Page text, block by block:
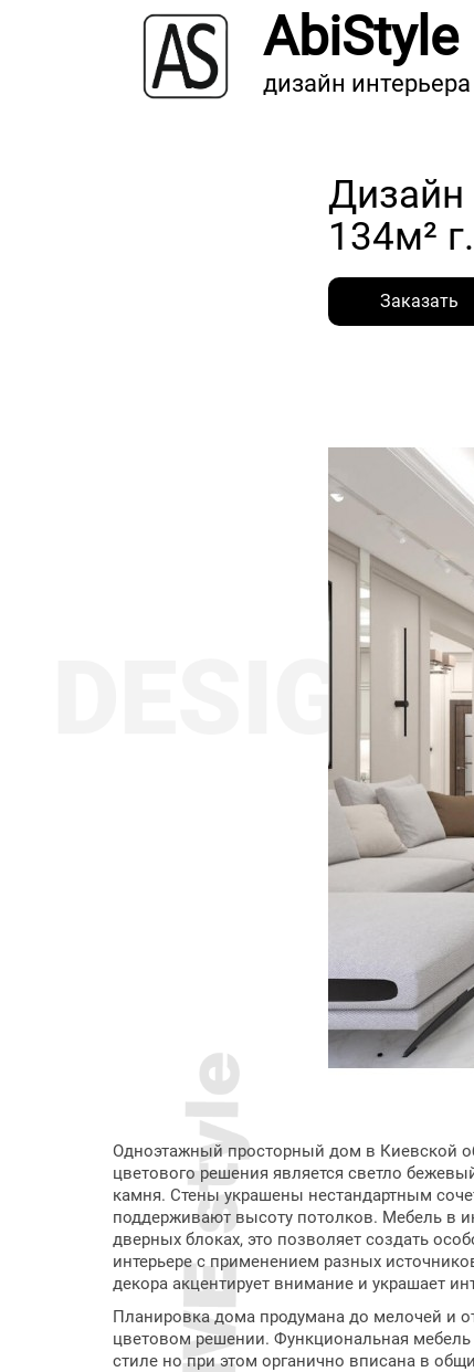
AbiStyle
дизайн интерьера
134м²
Заказать
Одноэтажный просторный дом в Киевской
цветового решения является светло
камня. Стены украшены нестандартным
поддерживают высоту потолков. Мебель в
дверных блоках, это позволяет создать
интерьере с применением разных
декора акцентирует внимание и украшает
Планировка дома продумана до мелочей и
цветовом решении. Функциональная
стиле но при этом органично вписана в